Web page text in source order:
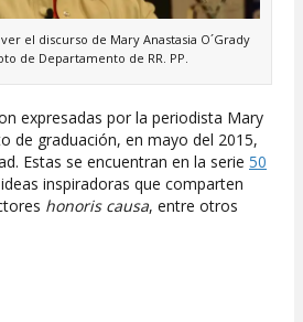
el discurso de Mary Anastasia O´Grady
de Departamento de RR. PP.
expresadas por la periodista Mary
de graduación, en mayo del 2015,
Estas se encuentran en la serie 50
inspiradoras que comparten
honoris causa, entre otros